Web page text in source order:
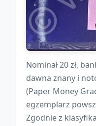
Nominał 20 zł,
dawna znany i
(Paper Money
egzemplarz
Zgodnie z